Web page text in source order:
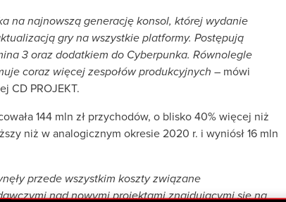
na najnowszą generację konsol, której wydanie
gry na wszystkie platformy. Postępują
3 oraz dodatkiem do Cyberpunka. Równolegle
coraz więcej zespołów produkcyjnych – mówi
CD PROJEKT.
144 mln zł przychodów, o blisko 40% więcej niż
niż w analogicznym okresie 2020 r. i wyniósł 16 mln
przede wszystkim koszty związane
nad nowymi projektami znajdującymi się na